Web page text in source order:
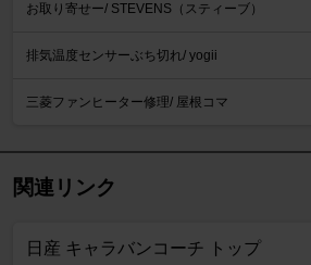
お取り寄せー/ STEVENS（スティーブ）
排気温度センサーぶち切れ/ yogii
三菱ファンヒーター修理/ 屋根コマ
関連リンク
日産 キャラバンコーチ トップ